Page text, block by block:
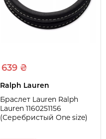
639 ₴
Ralph Lauren
Браслет Lauren Ralph
Lauren 1160251156
(Серебристый One size)